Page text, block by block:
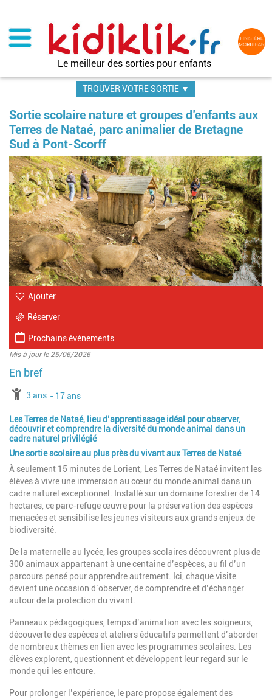
contenu
principal
Le meilleur des sorties pour enfants
TROUVER VOTRE SORTIE ▼
Sortie scolaire nature et groupes d’enfants aux
Terres de Nataé, parc animalier de Bretagne
Sud à Pont-Scorff
Ajouter
Réserver
Prochains événements
Mis à jour le 25/06/2026
à partir de
3 ans jusqu'à l'âge de
17 ans
Les Terres de Nataé, lieu d’apprentissage idéal pour observer,
découvrir et comprendre la diversité du monde animal dans un
cadre naturel privilégié
Une sortie scolaire au plus près du vivant aux Terres de Nataé
À seulement 15 minutes de Lorient, Les Terres de Nataé invitent les
élèves à vivre une immersion au cœur du monde animal dans un
cadre naturel exceptionnel. Installé sur un domaine forestier de 14
hectares, ce parc-refuge œuvre pour la préservation des espèces
menacées et sensibilise les jeunes visiteurs aux grands enjeux de
biodiversité.
De la maternelle au lycée, les groupes scolaires découvrent plus de
300 animaux appartenant à une centaine d’espèces, au fil d’un
parcours pensé pour apprendre autrement. Ici, chaque visite
devient une occasion d’observer, de comprendre et d’échanger
autour de la protection du vivant.
Panneaux pédagogiques, temps d’animation avec les soigneurs,
découverte des espèces et ateliers éducatifs permettent d’aborder
de nombreux thèmes en lien avec les programmes scolaires. Les
élèves explorent, questionnent et développent leur regard sur le
monde qui les entoure.
Pour prolonger l’expérience, le parc propose également des